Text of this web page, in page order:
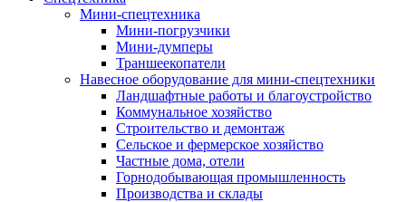
Мини-спецтехника
Мини-погрузчики
Мини-думперы
Траншеекопатели
Навесное оборудование для мини-спецтехники
Ландшафтные работы и благоустройство
Коммунальное хозяйство
Строительство и демонтаж
Сельское и фермерское хозяйство
Частные дома, отели
Горнодобывающая промышленность
Производства и склады